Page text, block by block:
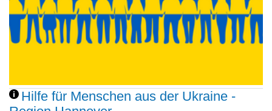
Hilfe für Menschen aus der Ukraine -